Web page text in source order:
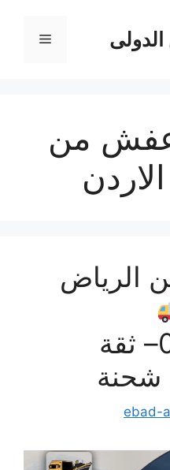
القائمة
من
الرياض
0553885449– ثقة
شحنة
ebad-